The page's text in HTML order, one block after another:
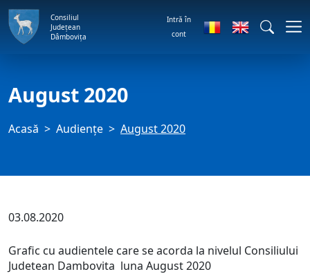
Consiliul
Județean
Dâmbovița
Intră în
cont
August 2020
Acasă Audienţe August 2020
03.08.2020
Grafic cu audientele care se acorda la nivelul Consiliului
Judetean Dambovita luna August 2020